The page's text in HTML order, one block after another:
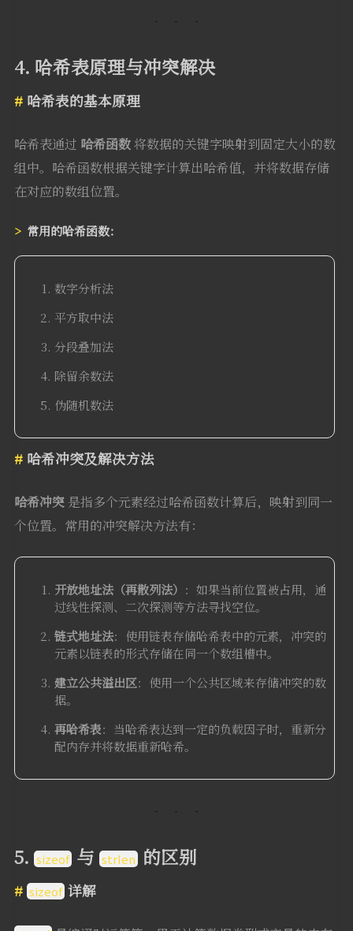
4. 哈希表原理与冲突解决
哈希表的基本原理
哈希表通过 哈希函数将数据的关键字映射到固定大小的数
组中。哈希函数根据关键字计算出哈希值，并将数据存储
在对应的数组位置。
常用的哈希函数：
数字分析法
平方取中法
分段叠加法
除留余数法
伪随机数法
哈希冲突及解决方法
哈希冲突是指多个元素经过哈希函数计算后，映射到同一
个位置。常用的冲突解决方法有：
开放地址法（再散列法） ：如果当前位置被占用，通
过线性探测、二次探测等方法寻找空位。
链式地址法：使用链表存储哈希表中的元素，冲突的
元素以链表的形式存储在同一个数组槽中。
建立公共溢出区：使用一个公共区域来存储冲突的数
据。
再哈希表：当哈希表达到一定的负载因子时，重新分
配内存并将数据重新哈希。
5. sizeof与 strlen的区别
sizeof详解